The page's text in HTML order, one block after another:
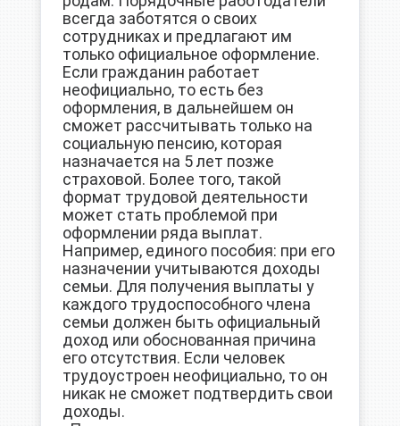
всегда заботятся о своих
сотрудниках и предлагают им
только официальное оформление.
Если гражданин работает
неофициально, то есть без
оформления, в дальнейшем он
сможет рассчитывать только на
социальную пенсию, которая
назначается на 5 лет позже
страховой. Более того, такой
формат трудовой деятельности
может стать проблемой при
оформлении ряда выплат.
Например, единого пособия: при его
назначении учитываются доходы
семьи. Для получения выплаты у
каждого трудоспособного члена
семьи должен быть официальный
доход или обоснованная причина
его отсутствия. Если человек
трудоустроен неофициально, то он
никак не сможет подтвердить свои
доходы.